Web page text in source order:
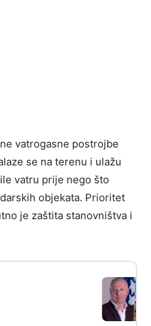
vatrogasne postrojbe
se na terenu i ulažu
vatru prije nego što
objekata. Prioritet
je zaštita stanovništva i